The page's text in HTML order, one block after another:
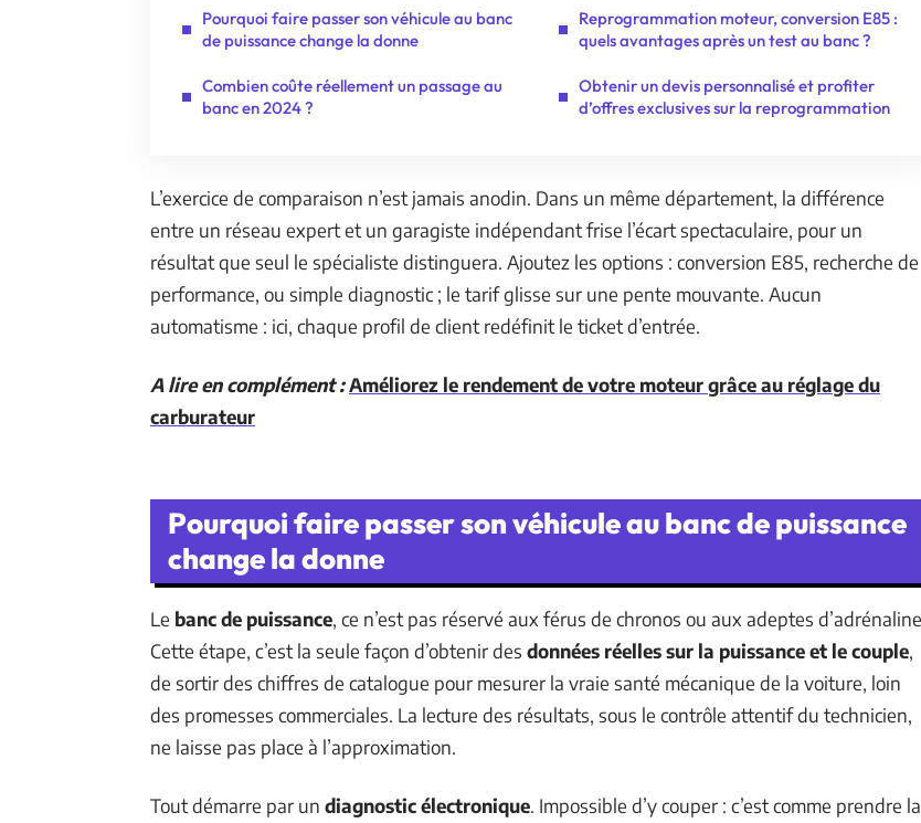
Pourquoi faire passer son véhicule au banc
de puissance change la donne
Combien coûte réellement un passage au
banc en 2024 ?
Reprogrammation moteur, conversion E85 :
quels avantages après un test au banc ?
Obtenir un devis personnalisé et profiter
d’offres exclusives sur la reprogrammation
L’exercice de comparaison n’est jamais anodin. Dans un même département, la différence
entre un réseau expert et un garagiste indépendant frise l’écart spectaculaire, pour un
résultat que seul le spécialiste distinguera. Ajoutez les options : conversion E85, recherche de
performance, ou simple diagnostic ; le tarif glisse sur une pente mouvante. Aucun
automatisme : ici, chaque profil de client redéfinit le ticket d’entrée.
A lire en complément :Améliorez le rendement de votre moteur grâce au réglage du
carburateur
Pourquoi faire passer son véhicule au banc de puissance
change la donne
Le banc de puissance, ce n’est pas réservé aux férus de chronos ou aux adeptes
Cette étape, c’est la seule façon d’obtenir des données réelles sur la puissance et le couple,
de sortir des chiffres de catalogue pour mesurer la vraie santé mécanique de la voiture, loin
des promesses commerciales. La lecture des résultats, sous le contrôle attentif du technicien,
ne laisse pas place à l’approximation.
Tout démarre par un diagnostic électronique. Impossible d’y couper : c’est comme prendre la